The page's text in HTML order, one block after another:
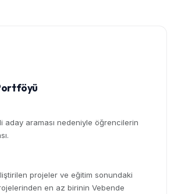
aday araması nedeniyle öğrencilerin
projeler ve eğitim sonundaki
en az birinin Vebende